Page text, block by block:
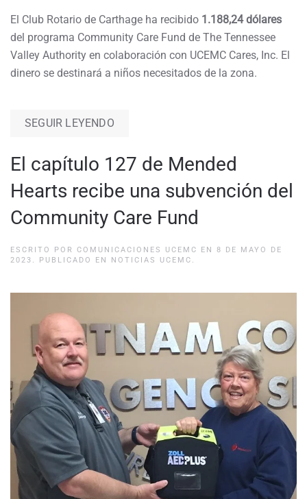
El Club Rotario de Carthage ha recibido 1.188,24 dólares
del programa Community Care Fund de The Tennessee
Valley Authority en colaboración con UCEMC Cares, Inc. El
dinero se destinará a niños necesitados de la zona.
SEGUIR LEYENDO
El capítulo 127 de Mended
Hearts recibe una subvención del
Community Care Fund
ESCRITO POR COMUNICACIONES UCEMC EN 8 DE MAYO DE
2023 . PUBLICADO EN NOTICIAS UCEMC .